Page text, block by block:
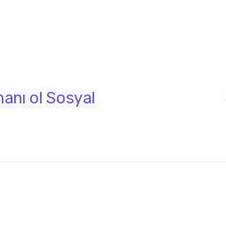
ol Sosyal